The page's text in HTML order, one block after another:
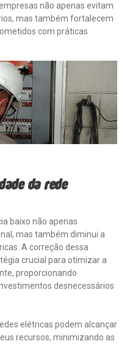
não apenas evitam
mas também fortalecem
com práticas
da rede
baixo não apenas
mas também diminui a
A correção dessa
crucial para otimizar a
proporcionando
desnecessários
elétricas podem alcançar
recursos, minimizando as